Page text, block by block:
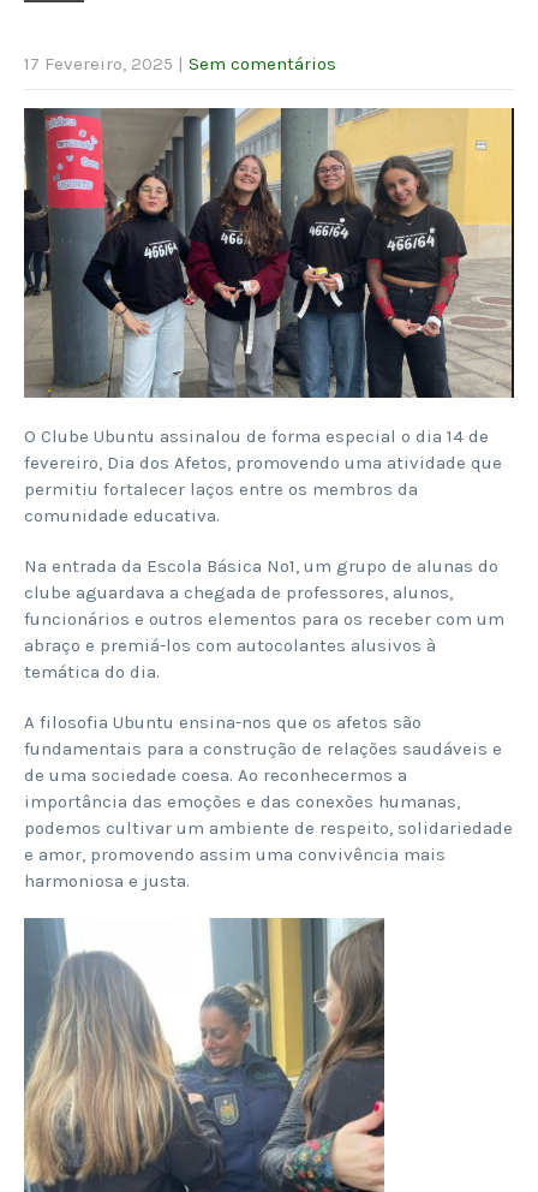
17 Fevereiro, 2025 | Sem comentários
O Clube Ubuntu assinalou de forma especial o dia 14 de
fevereiro, Dia dos Afetos, promovendo uma atividade que
permitiu fortalecer laços entre os membros da
comunidade educativa.
Na entrada da Escola Básica Nº1, um grupo de alunas do
clube aguardava a chegada de professores, alunos,
funcionários e outros elementos para os receber com um
abraço e premiá-los com autocolantes alusivos à
temática do dia.
A filosofia Ubuntu ensina-nos que os afetos são
fundamentais para a construção de relações saudáveis e
de uma sociedade coesa. Ao reconhecermos a
importância das emoções e das conexões humanas,
podemos cultivar um ambiente de respeito, solidariedade
e amor, promovendo assim uma convivência mais
harmoniosa e justa.